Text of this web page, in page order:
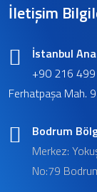
İletişim
İstanbul
+90 216
Ferhatpaşa Mah.
Bodrum
Merkez:
No:79